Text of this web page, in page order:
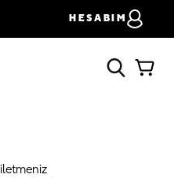
HESABIM